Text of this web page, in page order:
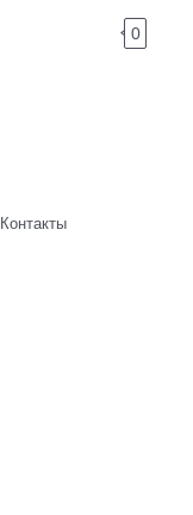
0
Контакты